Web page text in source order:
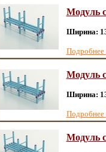
Модуль
Ширина:
Подробнее
Модуль
Ширина:
Подробнее
Модуль